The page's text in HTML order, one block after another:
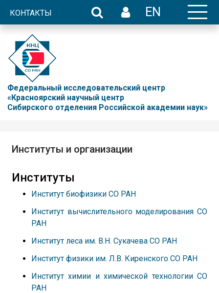
КОНТАКТЫ EN
Федеральный исследовательский центр
«Красноярский научный центр
Сибирского отделения Российской академии наук»
Институты и организации
Институты
Институт биофизики СО РАН
Институт вычислительного моделирования СО
РАН
Институт леса им. В.Н. Сукачева СО РАН
Институт физики им. Л.В. Киренского СО РАН
Институт химии и химической технологии СО
РАН